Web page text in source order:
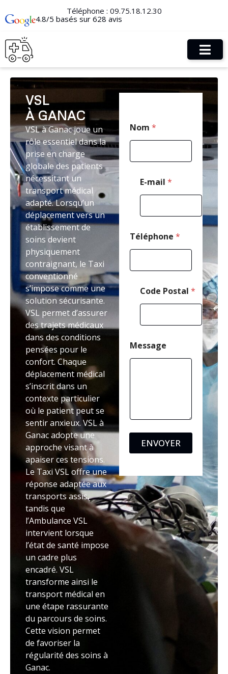
Téléphone : 09.75.18.12.30
4.8/5 basés sur 628 avis
VSL
À GANAC
VSL à Ganac joue un
rôle essentiel dans la
prise en charge
globale des patients
nécessitant un
transport médical
adapté. Lorsqu’un
déplacement vers un
établissement de
soins devient
physiquement
contraignant, le Taxi
conventionné
s’impose comme une
solution sécurisante.
VSL permet d’assurer
des trajets médicaux
dans des conditions
pensées pour le
confort. Chaque
déplacement médical
s’inscrit dans un
contexte particulier
où le patient peut se
sentir anxieux. VSL à
Ganac adopte une
approche visant à
apaiser ces tensions.
Le Taxi VSL offre une
réponse adaptée aux
transports assis,
tandis que
l’Ambulance VSL
intervient lorsque
l’état de santé impose
un cadre plus
encadré. VSL
transforme ainsi le
transport médical en
une étape rassurante
du parcours de soins.
Cette vision permet
de favoriser la
régularité des soins à
Ganac.
Nom *
E-mail *
*
M
e
s
s
a
g
e
Téléphone *
Code Postal *
Message
ENVOYER